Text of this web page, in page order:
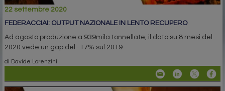
22 settembre 2020
FEDERACCIAI: OUTPUT NAZIONALE IN LENTO RECUPERO
Ad agosto produzione a 939mila tonnellate, il dato su 8 mesi del
2020 vede un gap del -17% sul 2019
di Davide Lorenzini